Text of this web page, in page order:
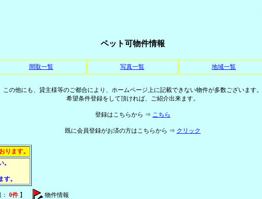
ペット可物件情報
間取一覧 写真一覧 地域一覧
この他にも、貸主様等のご都合により、ホームページ上に記載できない物件が多数ございます。
希望条件登録をして頂ければ、ご紹介出来ます。
登録はこちらから ⇒ こちら
既に会員登録がお済の方はこちらから ⇒ クリック
ります。
。
0件】 物件情報